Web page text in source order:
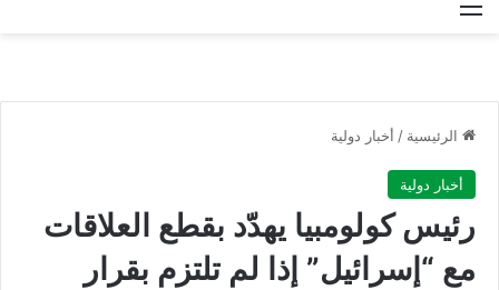
الرئيسية / أخبار دولية
أخبار دولية
رئيس كولومبيا يهدّد بقطع العلاقات
مع “إسرائيل” إذا لم تلتزم بقرار